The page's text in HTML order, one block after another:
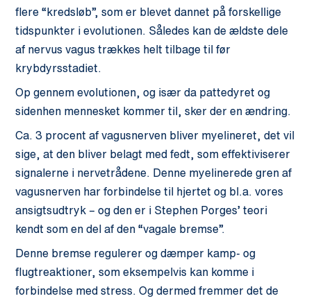
flere “kredsløb”, som er blevet dannet på forskellige
tidspunkter i evolutionen. Således kan de ældste dele
af nervus vagus trækkes helt tilbage til før
krybdyrsstadiet.
Op gennem evolutionen, og især da pattedyret og
sidenhen mennesket kommer til, sker der en ændring.
Ca. 3 procent af vagusnerven bliver myelineret, det vil
sige, at den bliver belagt med fedt, som effektiviserer
signalerne i nervetrådene. Denne myelinerede gren af
vagusnerven har forbindelse til hjertet og bl.a. vores
ansigtsudtryk – og den er i Stephen Porges’ teori
kendt som en del af den “vagale bremse”.
Denne bremse regulerer og dæmper kamp- og
flugtreaktioner, som eksempelvis kan komme i
forbindelse med stress. Og dermed fremmer det de